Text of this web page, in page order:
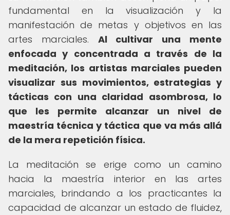
fundamental en la visualización y la
manifestación de metas y objetivos en las
artes marciales. Al cultivar una mente
enfocada y concentrada a través de la
meditación, los artistas marciales pueden
visualizar sus movimientos, estrategias y
tácticas con una claridad asombrosa, lo
que les permite alcanzar un nivel de
maestría técnica y táctica que va más allá
de la mera repetición física.
La meditación se erige como un camino
hacia la maestría interior en las artes
marciales, brindando a los practicantes la
capacidad de alcanzar un estado de fluidez,